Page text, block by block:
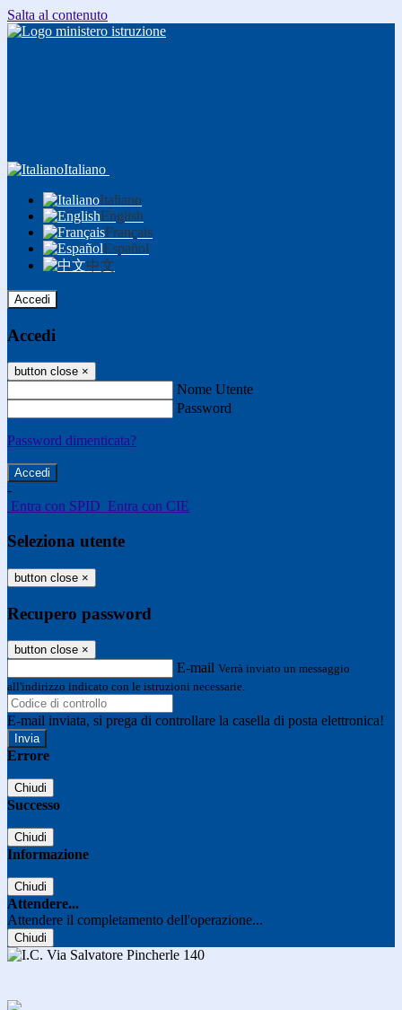
Salta al contenuto
Italiano
Italiano
English
Français
Español
中文
Accedi
Accedi
button close ×
Nome Utente
Password
Password dimenticata?
-
Entra con SPID Entra con CIE
Seleziona utente
button close ×
Recupero password
button close ×
E-mail Verrà inviato un messaggio
all'indirizzo indicato con le istruzioni necessarie.
E-mail inviata, si prega di controllare la casella di posta elettronica!
Errore
Chiudi
Successo
Chiudi
Informazione
Chiudi
Attendere...
Attendere il completamento dell'operazione...
Chiudi